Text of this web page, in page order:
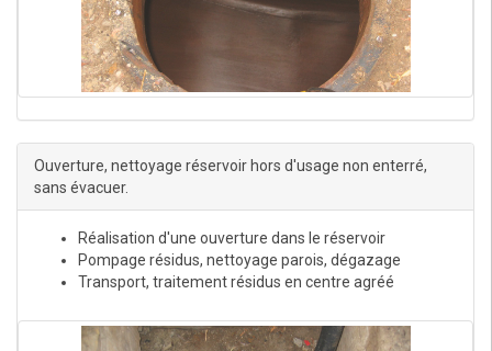
Ouverture, nettoyage réservoir hors d'usage non enterré,
sans évacuer.
Réalisation d'une ouverture dans le réservoir
Pompage résidus, nettoyage parois, dégazage
Transport, traitement résidus en centre agréé